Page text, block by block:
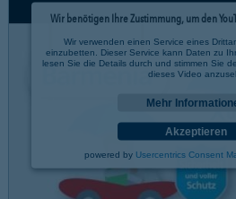
Wir benötigen Ihre Zustimmung, um den
Wir verwenden einen Service eines
einzubetten. Dieser Service kann Daten zu
lesen Sie die Details durch und stimmen Sie
dieses Video
Mehr
Akzeptieren
powered by Usercentrics Consent